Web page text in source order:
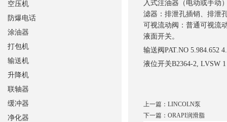
入式注油器（电动或手动
滤器：排泄孔插销、排泄
可视流动阀：普通可视流
液面开关。 空气喷
输送阀PAT.NO
液位开关B2364-2, LVSW
上一篇： LINCOLN泵
下一篇： ORAPI润滑脂
空压机
防爆电话
涂油器
打包机
输送机
升降机
联轴器
缓冲器
净化器